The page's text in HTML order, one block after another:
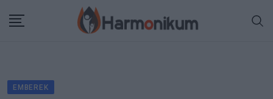
EMBEREK